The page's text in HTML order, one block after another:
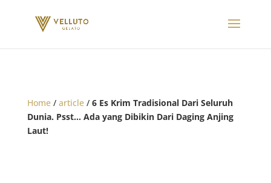
Home/ article/ 6 Es Krim Tradisional Dari Seluruh
Dunia. Psst… Ada yang Dibikin Dari Daging Anjing
Laut!